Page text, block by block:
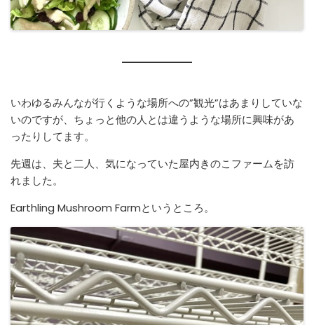
いわゆるみんなが行くような場所への”観光”はあまりしていな
いのですが、ちょっと他の人とは違うような場所に興味があ
ったりしてます。
先週は、夫と二人、気になっていた屋内きのこファームを訪
れました。
Earthling Mushroom Farmというところ。